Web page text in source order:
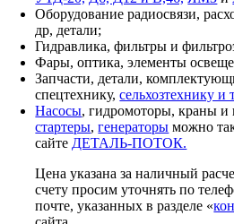
Оборудование радиосвязи,
др, детали;
Гидравлика, фильтры и
Фары, оптика, элементы
Запчасти, детали,
спецтехнику,сельхозтехнику и
Насосы, гидромоторы, краны и
стартеры,генераторы можно
сайте ДЕТАЛЬ-ПОТОК.
Цена указана за наличный
счету просим уточнять по
почте, указанных в разделе «